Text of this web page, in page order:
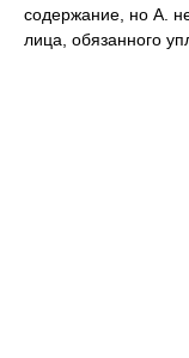
содержание, но А.
лица, обязанного